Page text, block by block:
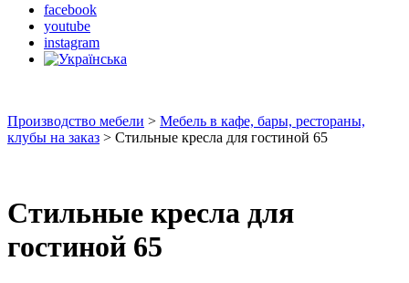
facebook
youtube
instagram
Производство мебели > Мебель в кафе, бары, рестораны,
клубы на заказ > Стильные кресла для гостиной 65
Стильные кресла для
гостиной 65